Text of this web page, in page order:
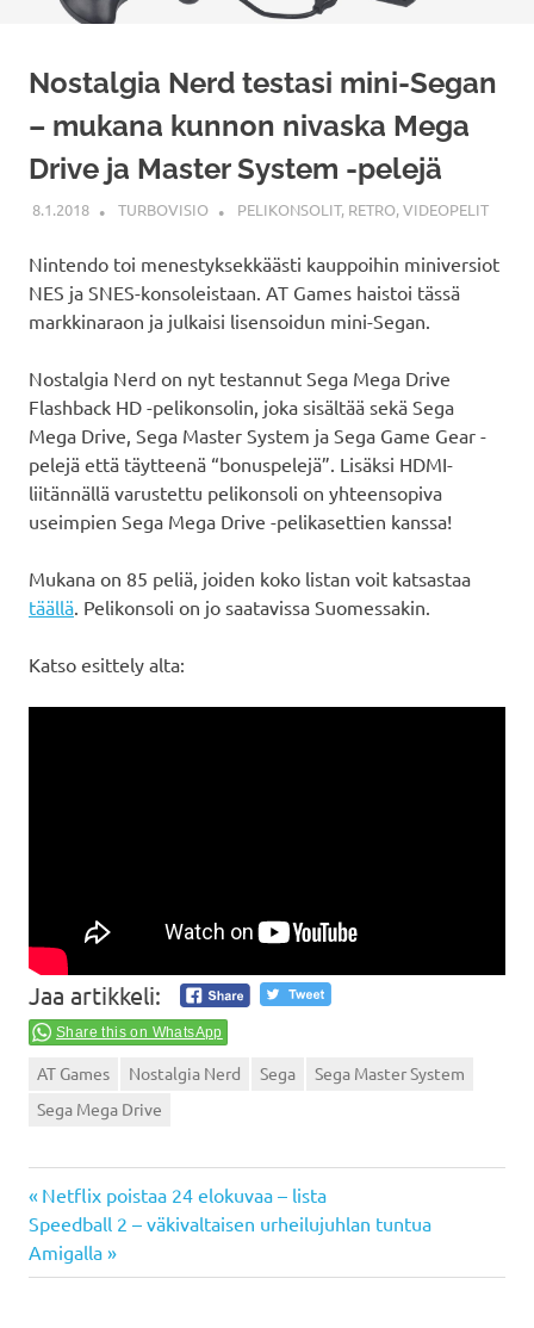
Nostalgia Nerd testasi mini-Segan
– mukana kunnon nivaska Mega
Drive ja Master System -pelejä
8.1.2018 TURBOVISIO PELIKONSOLIT, RETRO,VIDEOPELIT
Nintendo toi menestyksekkäästi kauppoihin miniversiot
NES ja SNES-konsoleistaan. AT Games haistoi tässä
markkinaraon ja julkaisi lisensoidun mini-Segan.
Nostalgia Nerd on nyt testannut Sega Mega Drive
Flashback HD -pelikonsolin, joka sisältää sekä Sega
Mega Drive, Sega Master System ja Sega Game Gear -
pelejä että täytteenä “bonuspelejä”. Lisäksi HDMI-
liitännällä varustettu pelikonsoli on yhteensopiva
useimpien Sega Mega Drive -pelikasettien kanssa!
Mukana on 85 peliä, joiden koko listan voit katsastaa
täällä. Pelikonsoli on jo saatavissa Suomessakin.
Katso esittely alta:
Jaa artikkeli:
Share this on WhatsApp
AT Games Nostalgia Nerd Sega
Sega Master System
Sega Mega Drive
Artikkelien
selaus
Previous
Post:
Netflix poistaa 24 elokuvaa – lista
Next
Post:
Speedball 2 – väkivaltaisen urheilujuhlan tuntua
Amigalla